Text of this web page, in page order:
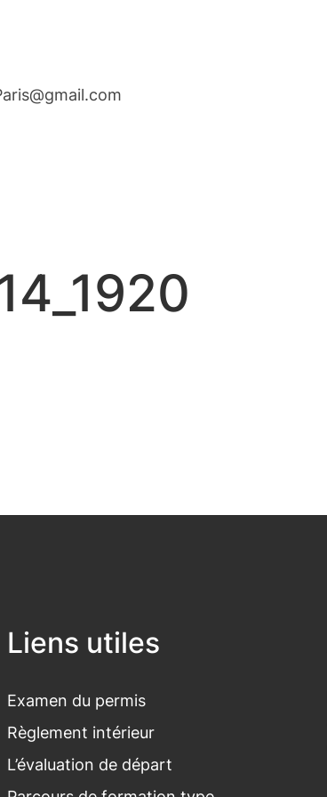
Liens utiles
Examen du permis
Règlement intérieur
L’évaluation de départ